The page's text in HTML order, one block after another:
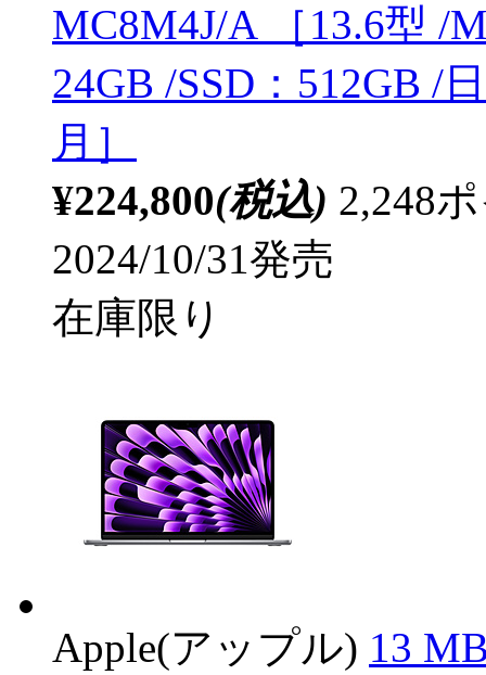
MC8M4J/A ［13.6型 /
24GB /SSD：512GB /
月］
¥224,800(税込) 2,248
2024/10/31発売
在庫限り
Apple(アップル) 13